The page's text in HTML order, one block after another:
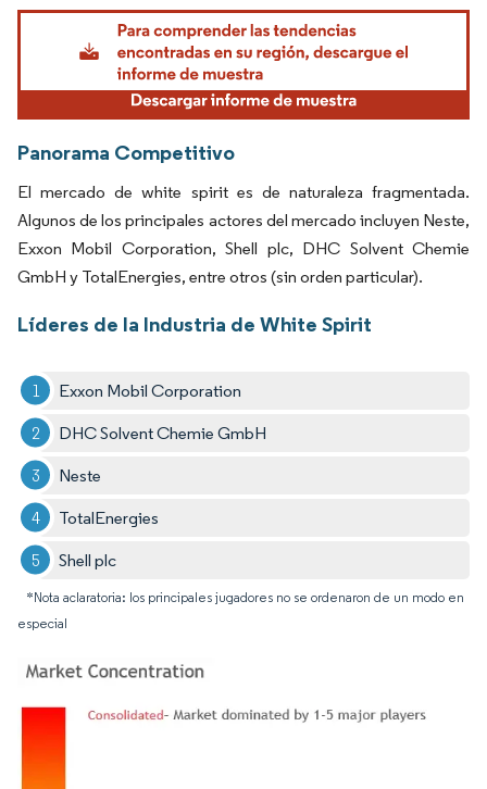
Imagen © Mordor Intelligence. El uso requiere atribución según CC BY 4.0.
Panorama Competitivo
El mercado de white spirit es de naturaleza fragmentada.
Algunos de los principales actores del mercado incluyen Neste,
Exxon Mobil Corporation, Shell plc, DHC Solvent Chemie
GmbH y TotalEnergies, entre otros (sin orden particular).
Líderes de la Industria de White Spirit
Exxon Mobil Corporation
DHC Solvent Chemie GmbH
Neste
TotalEnergies
Shell plc
*Nota aclaratoria: los principales jugadores no se ordenaron de un modo en
especial